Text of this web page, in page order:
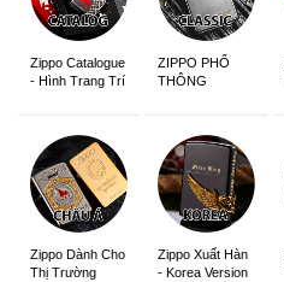
Zippo Catalogue
- Hình Trang Trí
ZIPPO PHỔ
THÔNG
Zippo Dành Cho
Thị Trường
Zippo Xuất Hàn
- Korea Version